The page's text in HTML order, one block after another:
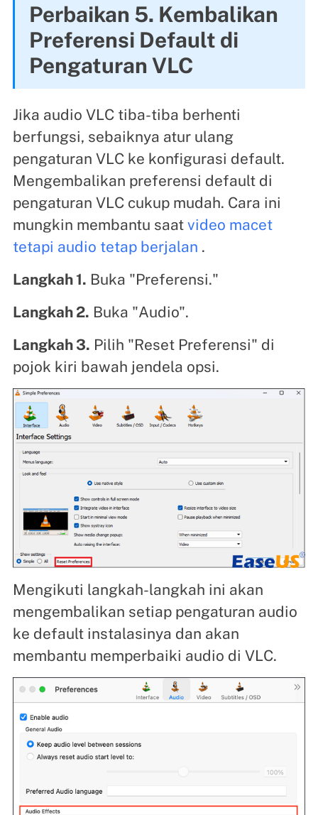
Perbaikan 5. Kembalikan
Preferensi Default di
Pengaturan VLC
Jika audio VLC tiba-tiba berhenti
berfungsi, sebaiknya atur ulang
pengaturan VLC ke konfigurasi default.
Mengembalikan preferensi default di
pengaturan VLC cukup mudah. Cara ini
mungkin membantu saat video macet
tetapi audio tetap berjalan .
Langkah 1. Buka "Preferensi."
Langkah 2. Buka "Audio".
Langkah 3. Pilih "Reset Preferensi" di
pojok kiri bawah jendela opsi.
Mengikuti langkah-langkah ini akan
mengembalikan setiap pengaturan audio
ke default instalasinya dan akan
membantu memperbaiki audio di VLC.